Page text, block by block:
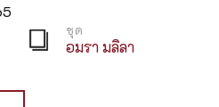
ชุด
อมรา มลิลา